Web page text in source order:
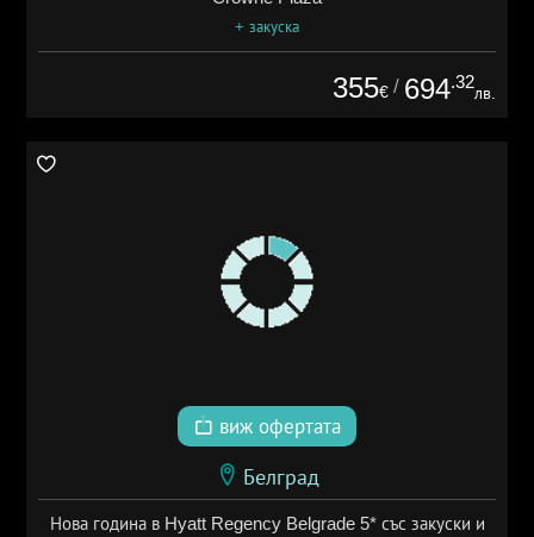
+ закуска
355€ / 694.32
лв.
виж офертата
Белград
Нова година в Hyatt Regency Belgrade 5* със закуски и